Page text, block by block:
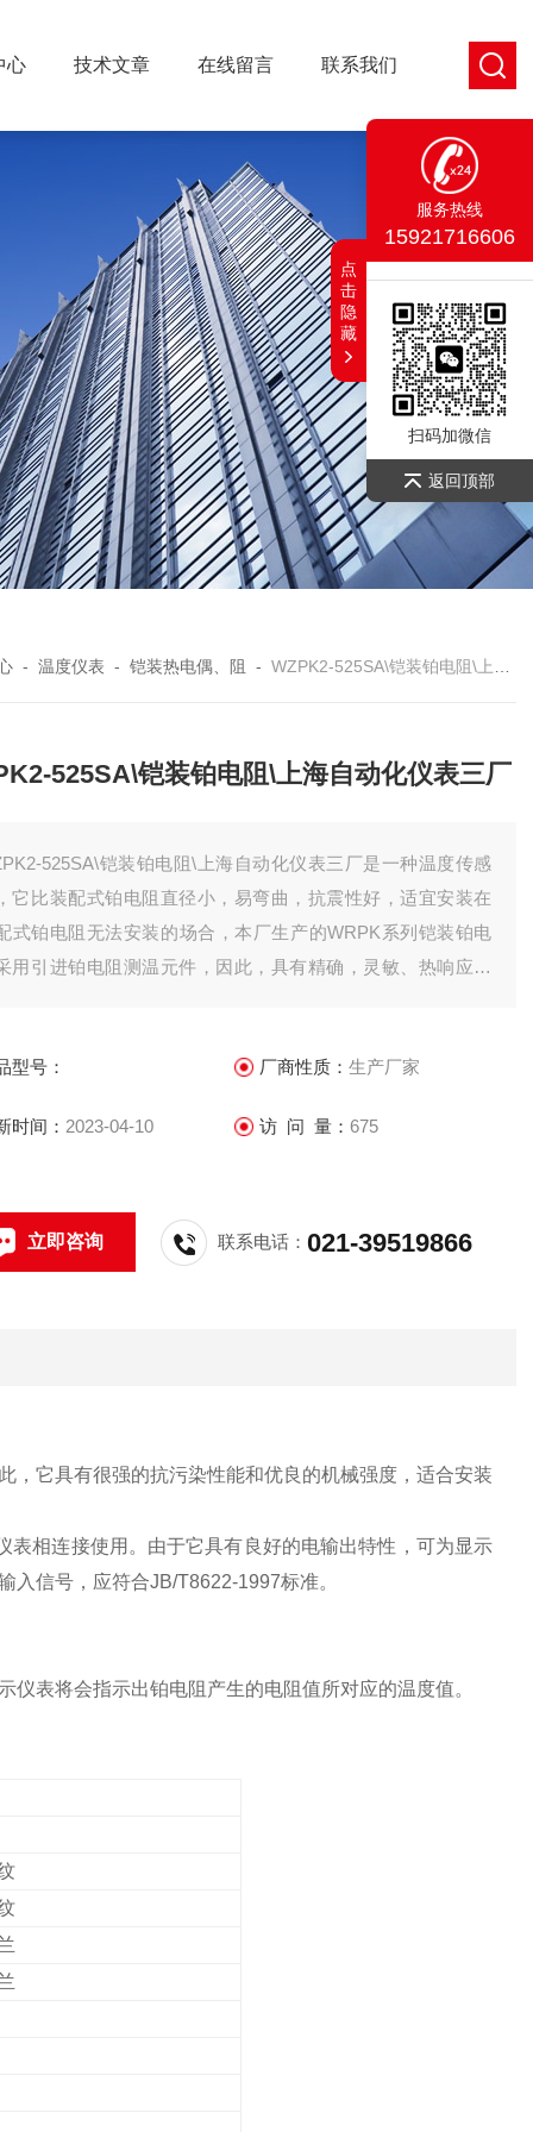
心 技术文章 在线留言 联系我们
-温度仪表 -铠装热电偶、阻 -WZPK2-525SA\铠装铂电阻\上海自动化仪表三厂
525SA\铠装铂电阻\上海自动化仪表三厂
525SA\铠装铂电阻\上海自动化仪表三厂是一种温度传感
它比装配式铂电阻直径小，易弯曲，抗震性好，适宜安装在
式铂电阻无法安装的场合，本厂生产的WRPK系列铠装铂电
用引进铂电阻测温元件，因此，具有精确，灵敏、热响应时
型号： 厂商性质： 生产厂家
时间： 2023-04-10 访 问 量： 675
立即咨询 联系电话：021-39519866
，它具有很强的抗污染性能和优良的机械强度，适合安装
相连接使用。由于它具有良好的电输出特性，可为显示
信号，应符合JB/T8622-1997标准。
表将会指示出铂电阻产生的电阻值所对应的温度值。
服务热线
15921716606
扫码加微信
返回顶部
点
击
隐
藏